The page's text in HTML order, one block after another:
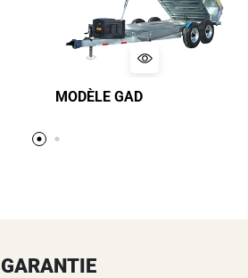
MODÈLE GAD
GARANTIE